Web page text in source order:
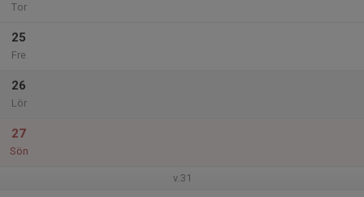
Tor
25
Fre
26
Lör
27
Sön
v.31